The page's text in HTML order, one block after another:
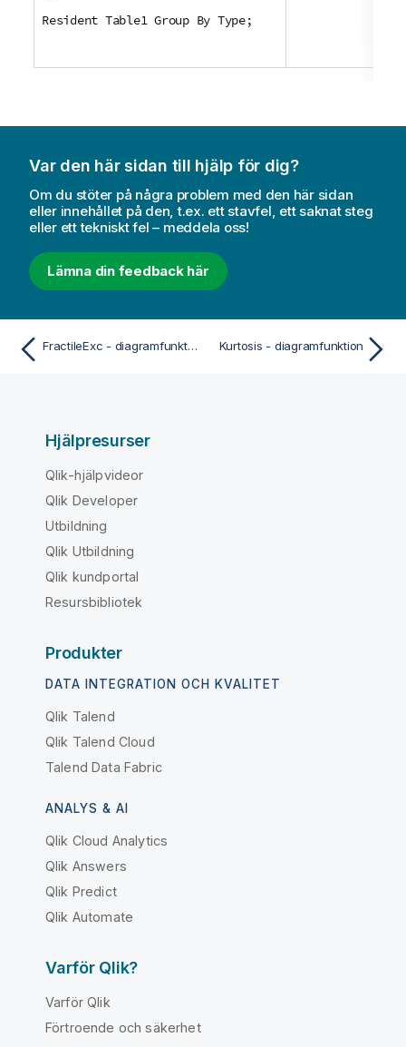
Resident Table1 Group By Type;
Var den här sidan till hjälp för dig?
Om du stöter på några problem med den här sidan
eller innehållet på den, t.ex. ett stavfel, ett saknat steg
eller ett tekniskt fel – meddela oss!
Lämna din feedback här
FractileExc - diagramfunktion Kurtosis - diagramfunktion
Hjälpresurser
Qlik-hjälpvideor
Qlik Developer
Utbildning
Qlik Utbildning
Qlik kundportal
Resursbibliotek
Produkter
DATA INTEGRATION OCH KVALITET
Qlik Talend
Qlik Talend Cloud
Talend Data Fabric
ANALYS & AI
Qlik Cloud Analytics
Qlik Answers
Qlik Predict
Qlik Automate
Varför Qlik?
Varför Qlik
Förtroende och säkerhet